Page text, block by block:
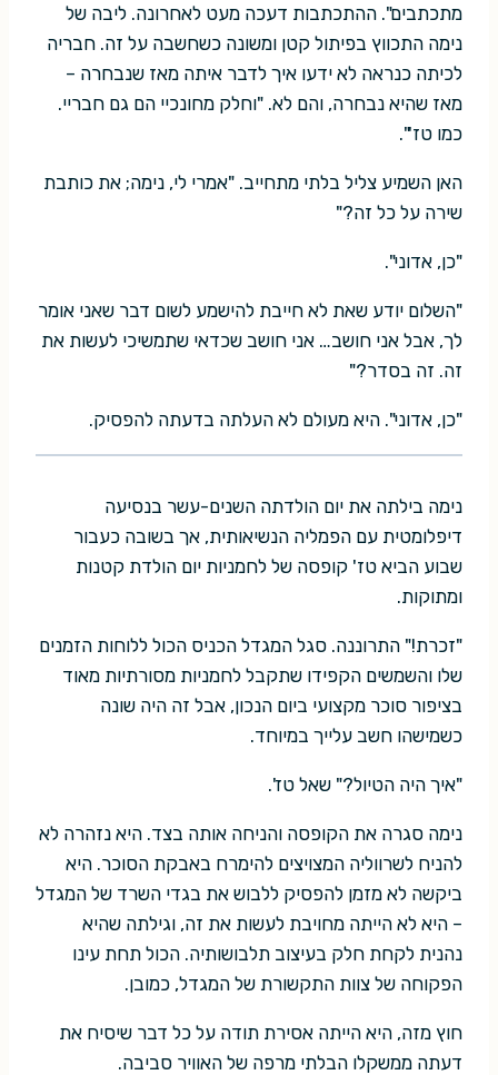
מתכתבים". ההתכתבות דעכה מעט לאחרונה. ליבה של
נימה התכווץ בפיתול קטן ומשונה כשחשבה על זה. חבריה
לכיתה כנראה לא ידעו איך לדבר איתה מאז שנבחרה –
מאז שהיא נבחרה, והם לא. "וחלק מחונכיי הם גם חבריי.
כמו טז'".
האן השמיע צליל בלתי מתחייב. "אמרי לי, נימה; את כותבת
שירה על כל זה?"
"כן, אדוני".
"השלום יודע שאת לא חייבת להישמע לשום דבר שאני אומר
לך, אבל אני חושב… אני חושב שכדאי שתמשיכי לעשות את
זה. זה בסדר?"
"כן, אדוני". היא מעולם לא העלתה בדעתה להפסיק.
נימה בילתה את יום הולדתה השנים-עשר בנסיעה
דיפלומטית עם הפמליה הנשיאותית, אך בשובה כעבור
שבוע הביא טז' קופסה של לחמניות יום הולדת קטנות
ומתוקות.
"זכרת!" התרוננה. סגל המגדל הכניס הכול ללוחות הזמנים
שלו והשמשים הקפידו שתקבל לחמניות מסורתיות מאוד
בציפור סוכר מקצועי ביום הנכון, אבל זה היה שונה
כשמישהו חשב עלייך במיוחד.
"איך היה הטיול?" שאל טז'.
נימה סגרה את הקופסה והניחה אותה בצד. היא נזהרה לא
להניח לשרווליה המצויצים להימרח באבקת הסוכר. היא
ביקשה לא מזמן להפסיק ללבוש את בגדי השרד של המגדל
– היא לא הייתה מחויבת לעשות את זה, וגילתה שהיא
נהנית לקחת חלק בעיצוב תלבושותיה. הכול תחת עינו
הפקוחה של צוות התקשורת של המגדל, כמובן.
חוץ מזה, היא הייתה אסירת תודה על כל דבר שיסיח את
דעתה ממשקלו הבלתי מרפה של האוויר סביבה.